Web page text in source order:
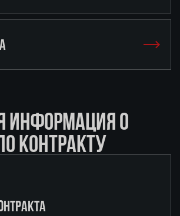
ИНФОРМАЦИЯ О
КОНТРАКТУ